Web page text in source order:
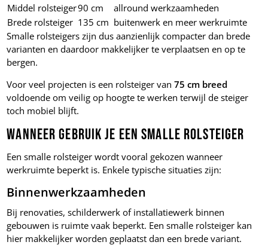
Middel rolsteiger90 cm
allround werkzaamheden
Brede rolsteiger 135 cm buitenwerk en meer werkruimte
Smalle rolsteigers zijn dus aanzienlijk compacter dan brede
varianten en daardoor makkelijker te verplaatsen en op te
bergen.
Voor veel projecten is een rolsteiger van75 cm breed
voldoende om veilig op hoogte te werken terwijl de steiger
toch mobiel blijft.
Wanneer gebruik je een smalle rolsteiger
Een smalle rolsteiger wordt vooral gekozen wanneer
werkruimte beperkt is. Enkele typische situaties zijn:
Binnenwerkzaamheden
Bij renovaties, schilderwerk of installatiewerk binnen
gebouwen is ruimte vaak beperkt. Een smalle rolsteiger kan
hier makkelijker worden geplaatst dan een brede variant.